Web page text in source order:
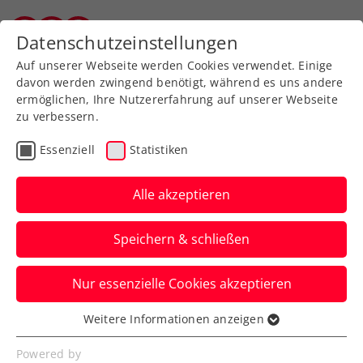
Zurück zur Newsübersicht
Verbands-Info
Noch schneller, noch
einfacher: Das kann die
neue ÖTV-App
Die frisch gelaunchte Anwendung bietet
zahlreiche Funktionalitäten und wird
laufend um Features erweitert.
Verfasst von: Rubikon Werbeagentur GmbH / Redaktion,
Datenschutzeinstellungen
Auf unserer Webseite werden Cookies verwendet. Einige
davon werden zwingend benötigt, während es uns andere
ermöglichen, Ihre Nutzererfahrung auf unserer Webseite
zu verbessern.
Essenziell Statistiken
Alle akzeptieren
Speichern & schließen
Nur essenzielle Cookies akzeptieren
Essenziell
Essenzielle Cookies werden für grundlegende
Weitere Informationen anzeigen
Powered by